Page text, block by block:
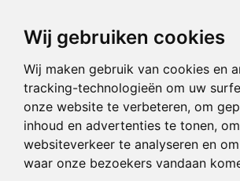
Wij gebruiken cookies
Wij maken gebruik van cookies en
tracking-technologieën om uw
onze website te verbeteren, om
inhoud en advertenties te tonen,
websiteverkeer te analyseren en
waar onze bezoekers vandaan
direct
hoofdinhoud